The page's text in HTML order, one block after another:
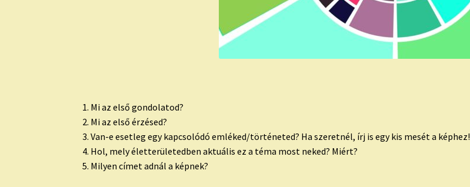
1. Mi az első gondolatod?
2. Mi az első érzésed?
3. Van-e esetleg egy kapcsolódó emléked/történeted? Ha szeretnél, írj is egy kis mesét a képhez!
4. Hol, mely életterületedben aktuális ez a téma most neked? Miért?
5. Milyen címet adnál a képnek?